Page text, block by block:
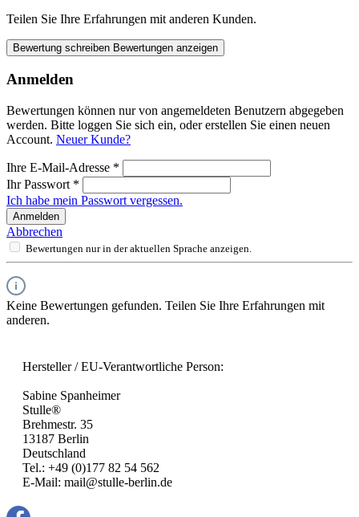
Teilen Sie Ihre Erfahrungen mit anderen Kunden.
Bewertung schreiben Bewertungen anzeigen
Anmelden
Bewertungen können nur von angemeldeten Benutzern abgegeben
werden. Bitte loggen Sie sich ein, oder erstellen Sie einen neuen
Account. Neuer Kunde?
Ihre E-Mail-Adresse *
Ihr Passwort *
Ich habe mein Passwort vergessen.
Anmelden
Abbrechen
Bewertungen nur in der aktuellen Sprache anzeigen.
Keine Bewertungen gefunden. Teilen Sie Ihre Erfahrungen mit
anderen.
Hersteller / EU-Verantwortliche Person:
Sabine Spanheimer
Stulle®
Brehmestr. 35
13187 Berlin
Deutschland
Tel.: +49 (0)177 82 54 562
E-Mail: mail@stulle-berlin.de